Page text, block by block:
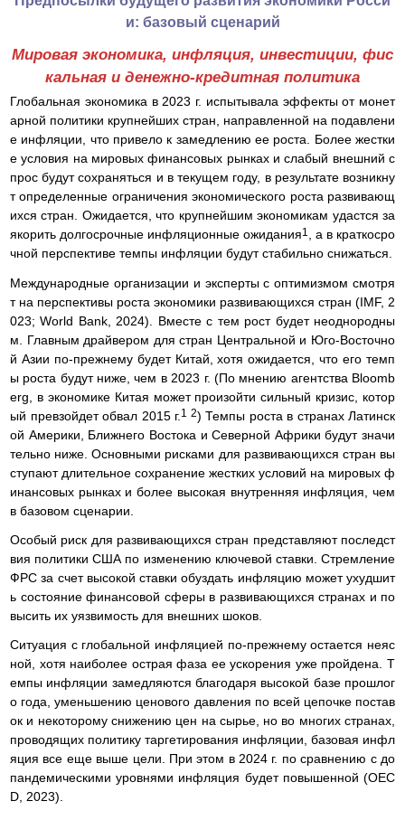
и: базовый сценарий
Мировая экономика, инфляция, инвестиции, фис
кальная и денежно-кредитная политика
Глобальная экономика в 2023 г. испытывала эффекты от монет
арной политики крупнейших стран, направленной на подавлени
е инфляции, что привело к замедлению ее роста. Более жестки
е условия на мировых финансовых рынках и слабый внешний с
прос будут сохраняться и в текущем году, в результате возникну
т определенные ограничения экономического роста развивающ
ихся стран. Ожидается, что крупнейшим экономикам удастся за
якорить долгосрочные инфляционные ожидания1 , а в краткосро
чной перспективе темпы инфляции будут стабильно снижаться.
Международные организации и эксперты с оптимизмом смотря
т на перспективы роста экономики развивающихся стран (IMF, 2
023; World Bank, 2024). Вместе с тем рост будет неоднородны
м. Главным драйвером для стран Центральной и Юго-Восточно
й Азии по-прежнему будет Китай, хотя ожидается, что его темп
ы роста будут ниже, чем в 2023 г. (По мнению агентства Bloomb
erg, в экономике Китая может произойти сильный кризис, котор
ый превзойдет обвал 2015 г. 1 2) Темпы роста в странах Латинск
ой Америки, Ближнего Востока и Северной Африки будут значи
тельно ниже. Основными рисками для развивающихся стран вы
ступают длительное сохранение жестких условий на мировых ф
инансовых рынках и более высокая внутренняя инфляция, чем
в базовом сценарии.
Особый риск для развивающихся стран представляют последст
вия политики США по изменению ключевой ставки. Стремление
ФРС за счет высокой ставки обуздать инфляцию может ухудшит
ь состояние финансовой сферы в развивающихся странах и по
высить их уязвимость для внешних шоков.
Ситуация с глобальной инфляцией по-прежнему остается неяс
ной, хотя наиболее острая фаза ее ускорения уже пройдена. Т
емпы инфляции замедляются благодаря высокой базе прошлог
о года, уменьшению ценового давления по всей цепочке постав
ок и некоторому снижению цен на сырье, но во многих странах,
проводящих политику таргетирования инфляции, базовая инфл
яция все еще выше цели. При этом в 2024 г. по сравнению с до
пандемическими уровнями инфляция будет повышенной (OEC
D, 2023).